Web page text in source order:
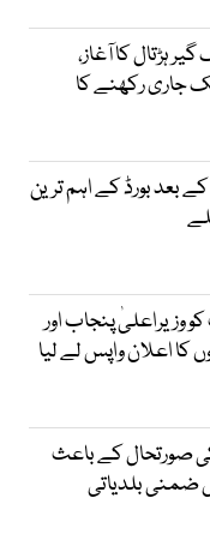
ہڑتال کا آغاز،
جاری رکھنے کا
بعد بورڈ کے اہم ترین
9 اگست کو وزیراعلیٰ پنجاب اور
کا اعلان واپس لے لیا
صورتحال کے باعث
ضمنی بلدیاتی